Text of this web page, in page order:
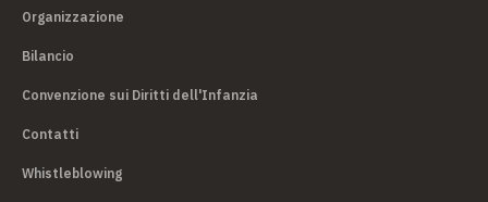
Organizzazione
Bilancio
Convenzione sui Diritti dell'Infanzia
Contatti
Whistleblowing